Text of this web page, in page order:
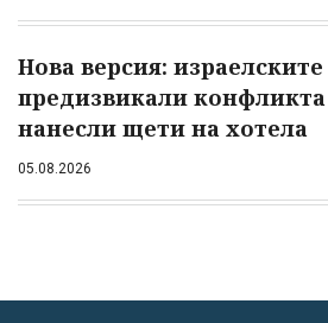
Нова версия:
предизвикали конфликта
нанесли щети на хотела
05.08.2026